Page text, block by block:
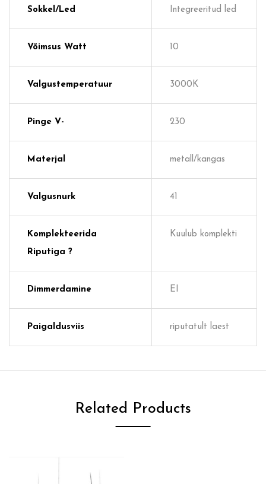
Sokkel/Led Integreeritud led
Võimsus Watt 10
Valgustemperatuur 3000K
Pinge V- 230
Materjal metall/kangas
Valgusnurk 41
Komplekteerida
Riputiga ?
Kuulub komplekti
Dimmerdamine EI
Paigaldusviis riputatult laest
Related Products